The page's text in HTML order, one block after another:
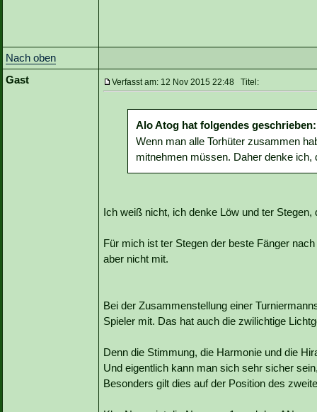
Nach oben
Gast
Verfasst am: 12 Nov 2015 22:48 Titel:
Alo Atog hat folgendes geschrieben:
Wenn man alle Torhüter zusammen
mitnehmen müssen. Daher denke
Ich weiß nicht, ich denke Löw und ter
Für mich ist ter Stegen der beste Fänger
aber nicht mit.
Bei der Zusammenstellung einer
Spieler mit. Das hat auch die zwilichtige
Denn die Stimmung, die Harmonie und die
Und eigentlich kann man sich sehr sicher
Besonders gilt dies auf der Position des